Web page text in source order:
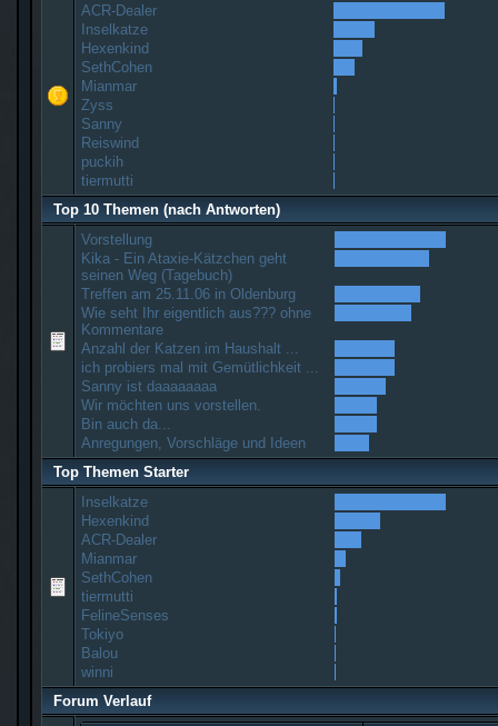
ACR-Dealer
Inselkatze
Hexenkind
SethCohen
Mianmar
Zyss
Sanny
Reiswind
puckih
tiermutti
Top 10 Themen (nach Antworten)
Vorstellung
Kika - Ein Ataxie-Kätzchen geht
seinen Weg (Tagebuch)
Treffen am 25.11.06 in Oldenburg
Wie seht Ihr eigentlich aus??? ohne
Kommentare
Anzahl der Katzen im Haushalt ...
ich probiers mal mit Gemütlichkeit ...
Sanny ist daaaaaaaa
Wir möchten uns vorstellen.
Bin auch da...
Anregungen, Vorschläge und Ideen
Top Themen Starter
Inselkatze
Hexenkind
ACR-Dealer
Mianmar
SethCohen
tiermutti
FelineSenses
Tokiyo
Balou
winni
Forum Verlauf